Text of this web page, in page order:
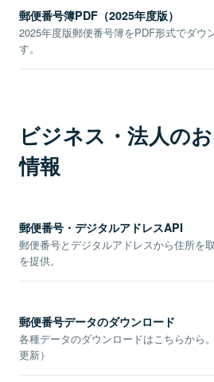
郵便番号簿PDF（2025年度版）
2025年度版郵便番号簿をPDF形式でダウ
す。
ビジネス・法人の
情報
郵便番号・デジタルアドレスAPI
郵便番号とデジタルアドレスから住所を
を提供。
郵便番号データのダウンロード
各種データのダウンロードはこちらから
更新）